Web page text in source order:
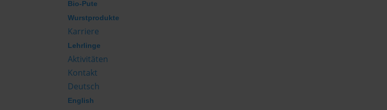
Bio-Pute
Wurstprodukte
Karriere
Lehrlinge
Aktivitäten
Kontakt
Deutsch
English